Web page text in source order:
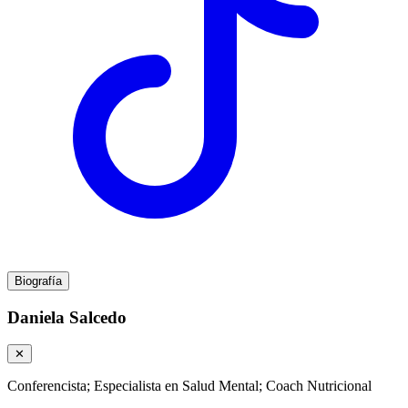
Biografía
Daniela Salcedo
✕
Conferencista; Especialista en Salud Mental; Coach Nutricional